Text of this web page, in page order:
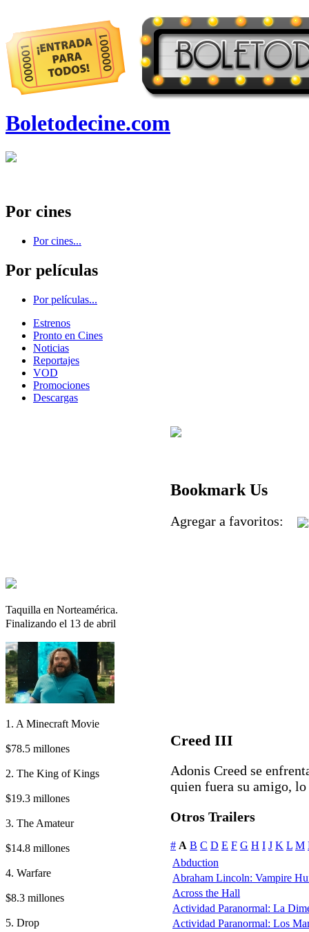
Boletodecine.com
Por cines
Por cines...
Por películas
Por películas...
Estrenos
Pronto en Cines
Noticias
Reportajes
VOD
Promociones
Descargas
Taquilla en Norteamérica.
Finalizando el 13 de abril
1. A Minecraft Movie
$78.5 millones
2. The King of Kings
$19.3 millones
3. The Amateur
$14.8 millones
4. Warfare
$8.3 millones
5. Drop
Bookmark Us
Agregar a favoritos:
Creed III
Adonis Creed se
quien fuera su amigo, lo
Otros Trailers
# A B C D E F G H I J K L M
Abduction
Abraham Lincoln: Vampire
Across the Hall
Actividad Paranormal: La
Actividad Paranormal: Los